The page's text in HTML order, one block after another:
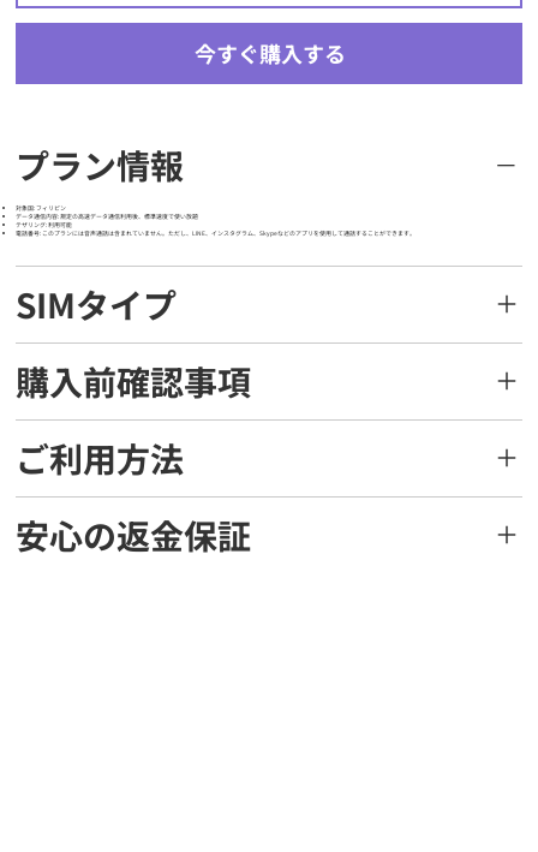
今すぐ購入する
プラン情報
対象国: フィリピン
データ通信内容: 規定の高速データ通信利用後、標準速度で使い放題
テザリング: 利用可能
電話番号: このプランには音声通話は含まれていません。ただし、LINE、インスタグラム、Skypeなどのアプリを使用して通話することができます。
SIMタイプ
購入前確認事項
ご利用方法
安心の返金保証